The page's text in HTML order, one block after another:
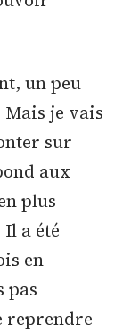
un peu
je vais
sur
aux
plus
a été
en
pas
reprendre